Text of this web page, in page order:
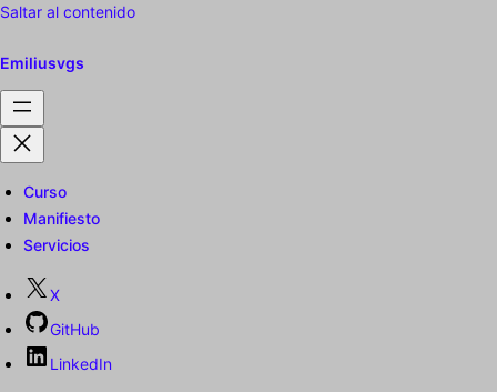
Saltar al contenido
Emiliusvgs
Curso
Manifiesto
Servicios
X
GitHub
LinkedIn